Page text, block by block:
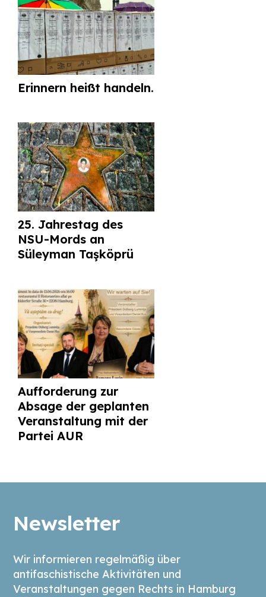
Erinnern heißt handeln.
25. Jahrestag des
NSU-Mords an
Süleyman Taşköprü
Aufforderung zur
Absage der geplanten
Veranstaltung mit der
Partei AUR
Newsletter
Wir informieren regelmäßig über
antifaschistische Aktivitäten und
Veranstaltungen gegen Rechts in Hamburg